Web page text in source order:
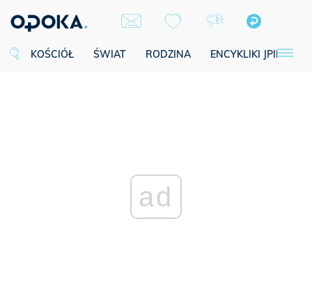
KOŚCIÓŁ ŚWIAT RODZINA ENCYKLIKI JPII
ad